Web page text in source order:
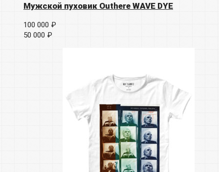
Мужской пуховик Outhere WAVE DYE
100 000 ₽
50 000 ₽